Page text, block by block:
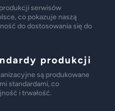
serwisów
co pokazuje naszą
do dostosowania się do
produkcji
są produkowane
standardami, co
i trwałość.